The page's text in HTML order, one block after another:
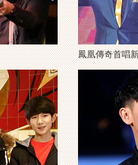
鳳凰傳奇首唱